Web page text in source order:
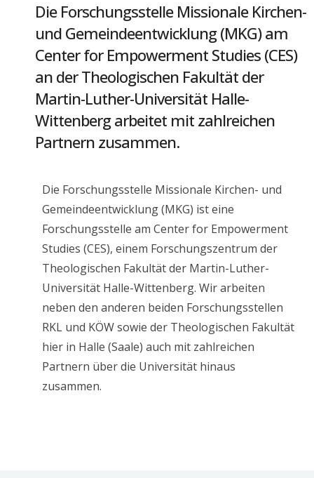
Die Forschungsstelle Missionale Kirchen-
und Gemeindeentwicklung (MKG) am
Center for Empowerment Studies (CES)
an der Theologischen Fakultät der
Martin-Luther-Universität Halle-
Wittenberg arbeitet mit zahlreichen
Partnern zusammen.
Die Forschungsstelle Missionale Kirchen- und
Gemeindeentwicklung (MKG) ist eine
Forschungsstelle am Center for Empowerment
Studies (CES), einem Forschungszentrum der
Theologischen Fakultät der Martin-Luther-
Universität Halle-Wittenberg. Wir arbeiten
neben den anderen beiden Forschungsstellen
RKL und KÖW sowie der Theologischen Fakultät
hier in Halle (Saale) auch mit zahlreichen
Partnern über die Universität hinaus
zusammen.